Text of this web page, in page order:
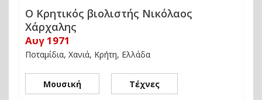
Ο Κρητικός βιολιστής Νικόλαος
Χάρχαλης
Αυγ 1971
Ποταμίδια, Χανιά, Κρήτη, Ελλάδα
Μουσική Τέχνες